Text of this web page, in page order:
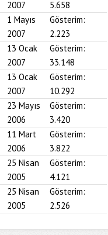
2007
5.658
1 Mayıs
2007
Gösterim:
2.223
13 Ocak
2007
Gösterim:
33.148
13 Ocak
2007
Gösterim:
10.292
23 Mayıs
2006
Gösterim:
3.420
11 Mart
2006
Gösterim:
3.822
25 Nisan
2005
Gösterim:
4.121
25 Nisan
2005
Gösterim:
2.526